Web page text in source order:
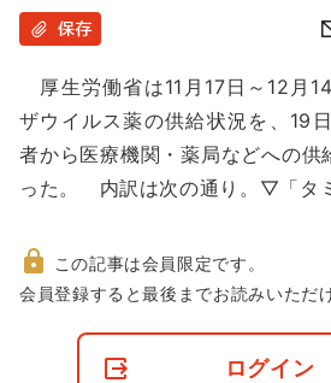
ツ
に
動
保存
厚生労働省は11月17日～12月
ザウイルス薬の供給状況を、19
者から医療機関・薬局などへの
った。 内訳は次の通り。▽「タ
非
この記事は会員限定です。
会員登録すると最後までお読みいただ
ログイン